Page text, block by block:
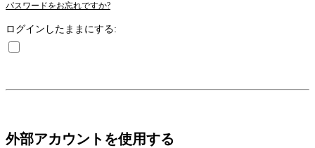
パスワードをお忘れですか?
ログインしたままにする:
外部アカウントを使用する